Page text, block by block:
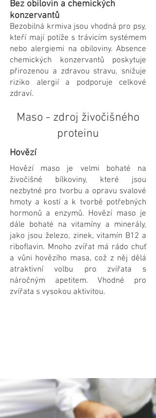
Bez obilovin a chemických
konzervantů
Bezobilná krmiva jsou vhodná pro psy,
kteří mají potíže s trávicím systémem
nebo alergiemi na obiloviny. Absence
chemických konzervantů poskytuje
přirozenou a zdravou stravu, snižuje
riziko alergií a podporuje celkové
zdraví.
Maso - zdroj živočišného
proteinu
Hovězí
Hovězí maso je velmi bohaté na
živočišné bílkoviny, které jsou
nezbytné pro tvorbu a opravu svalové
hmoty a kostí a k tvorbě potřebných
hormonů a enzymů. Hovězí maso je
dále bohaté na vitamíny a minerály,
jako jsou železo, zinek, vitamín B12 a
riboflavin. Mnoho zvířat má rádo chuť
a vůni hovězího masa, což z něj dělá
atraktivní volbu pro zvířata s
náročným apetitem. Vhodné pro
zvířata s vysokou aktivitou.